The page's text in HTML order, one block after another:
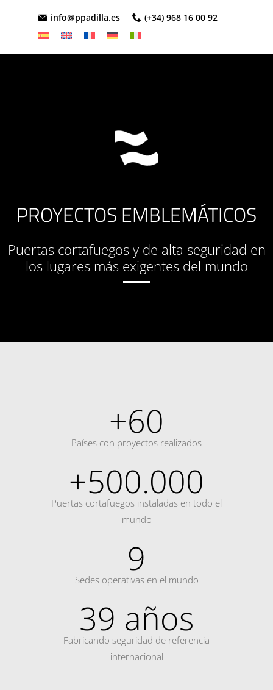
info@ppadilla.es (+34) 968 16 00 92
PROYECTOS EMBLEMÁTICOS
Puertas cortafuegos y de alta seguridad en
los lugares más exigentes del mundo
+60
Países con proyectos realizados
+500.000
Puertas cortafuegos instaladas en todo el
mundo
9
Sedes operativas en el mundo
39 años
Fabricando seguridad de referencia
internacional